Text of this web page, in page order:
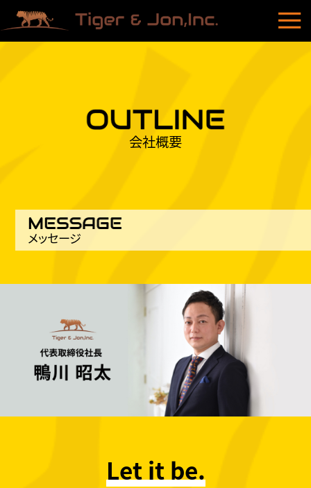
会社概要
メッセージ
Let it be.